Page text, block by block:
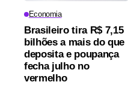
Economia
Brasileiro tira R$ 7,15
bilhões a mais do que
deposita e poupança
fecha julho no
vermelho